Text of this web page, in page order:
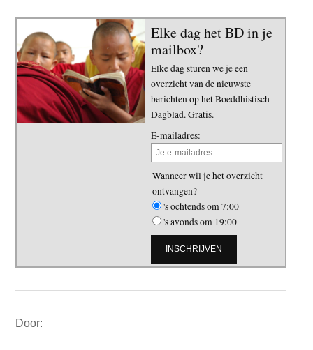
Elke dag het BD in je
mailbox?
Elke dag sturen we je een
overzicht van de nieuwste
berichten op het Boeddhistisch
Dagblad. Gratis.
E-mailadres:
Wanneer wil je het overzicht
ontvangen?
's ochtends om 7:00
's avonds om 19:00
Sidebar
Door: